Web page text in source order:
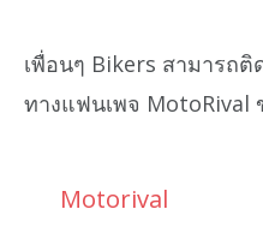
เพื่อนๆ Bikers สามารถ
ทางแฟนเพจ MotoRival
Motorival